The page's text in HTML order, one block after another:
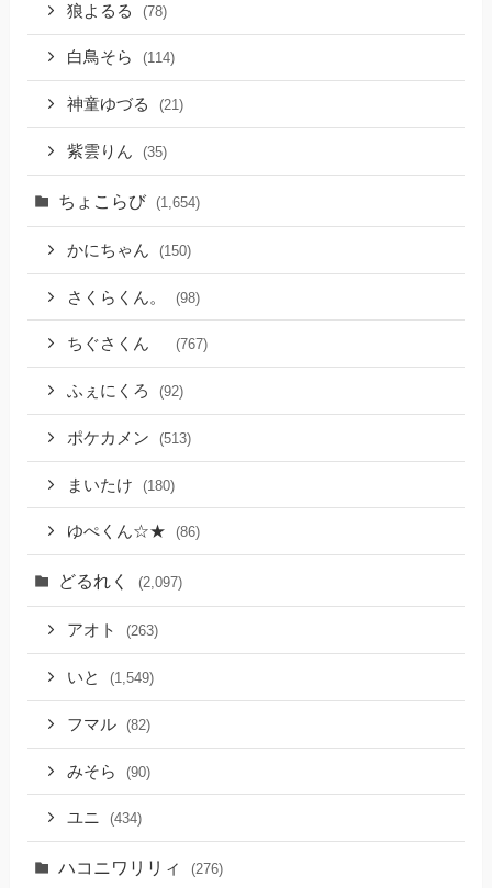
狼よるる (78)
白鳥そら (114)
神童ゆづる (21)
紫雲りん (35)
ちょこらび (1,654)
かにちゃん (150)
さくらくん。 (98)
ちぐさくん (767)
ふぇにくろ (92)
ポケカメン (513)
まいたけ (180)
ゆぺくん☆★ (86)
どるれく (2,097)
アオト (263)
いと (1,549)
フマル (82)
みそら (90)
ユニ (434)
ハコニワリリィ (276)